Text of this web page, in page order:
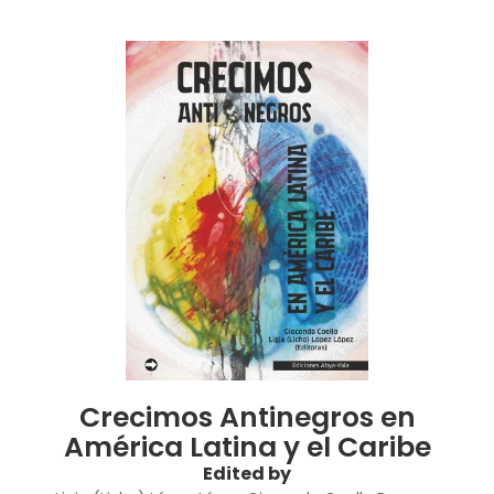
Crecimos Antinegros en
América Latina y el Caribe
Edited by